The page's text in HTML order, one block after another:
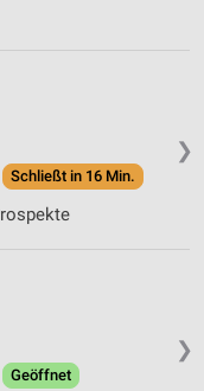
❯
Schließt in 16 Min.
❯
Geöffnet